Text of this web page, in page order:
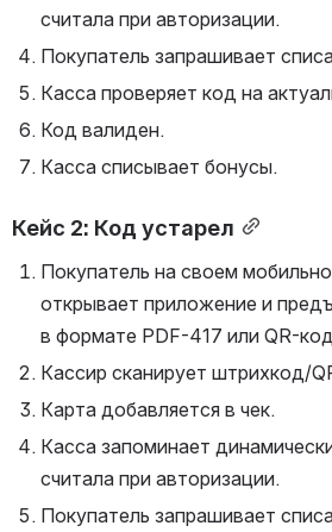
считала при авторизации.
Покупатель запрашивает
Касса проверяет код на
Код валиден.
Касса списывает бонусы.
Кейс 2: Код устарел
Покупатель на своем
открывает приложение и
в формате PDF-417 или QR-
Кассир сканирует штрихкод/
Карта добавляется в чек.
Касса запоминает
считала при авторизации.
Покупатель запрашивает